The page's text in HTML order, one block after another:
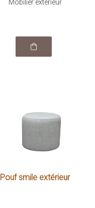
Mobilier extérieur
Pouf smile extérieur